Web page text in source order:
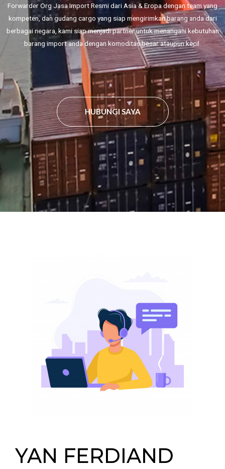
Forwarder Org Jasa Import Resmi dari Asia & Eropa dengan team yang
kompeten, dan gudang cargo yang siap mengirimkan barang anda dari
berbagai negara, kami siap menjadi partner untuk menangani kebutuhan
barang import anda dengan komoditas besar ataupun kecil.
HUBUNGI SAYA
YAN FERDIAND